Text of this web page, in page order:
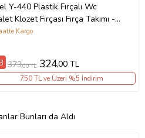
Y-440 Plastik Fırçalı Wc
Klozet Fırçası Fırça Takımı -
Kargo
373,00 TL 324,00 TL
750 TL ve Üzeri %5 İndirim
Bunları da Aldı